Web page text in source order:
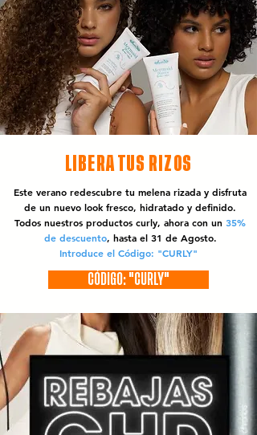
LIBERA TUS RIZOS
Este verano redescubre tu melena rizada y disfruta
de un nuevo look fresco, hidratado y definido.
Todos nuestros productos curly, ahora con un 35%
de descuento, hasta el 31 de Agosto.
Introduce el Código: "CURLY"
CÓDIGO: "CURLY"